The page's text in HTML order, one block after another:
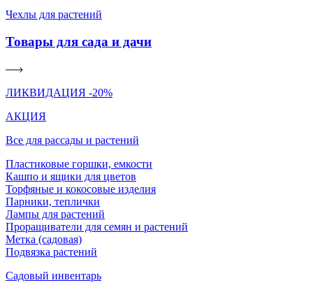
Чехлы для растений
Товары для сада и дачи
ЛИКВИДАЦИЯ -20%
АКЦИЯ
Все для рассады и растений
Пластиковые горшки, емкости
Кашпо и ящики для цветов
Торфяные и кокосовые изделия
Парники, теплички
Лампы для растений
Проращиватели для семян и растений
Метка (садовая)
Подвязка растений
Садовый инвентарь